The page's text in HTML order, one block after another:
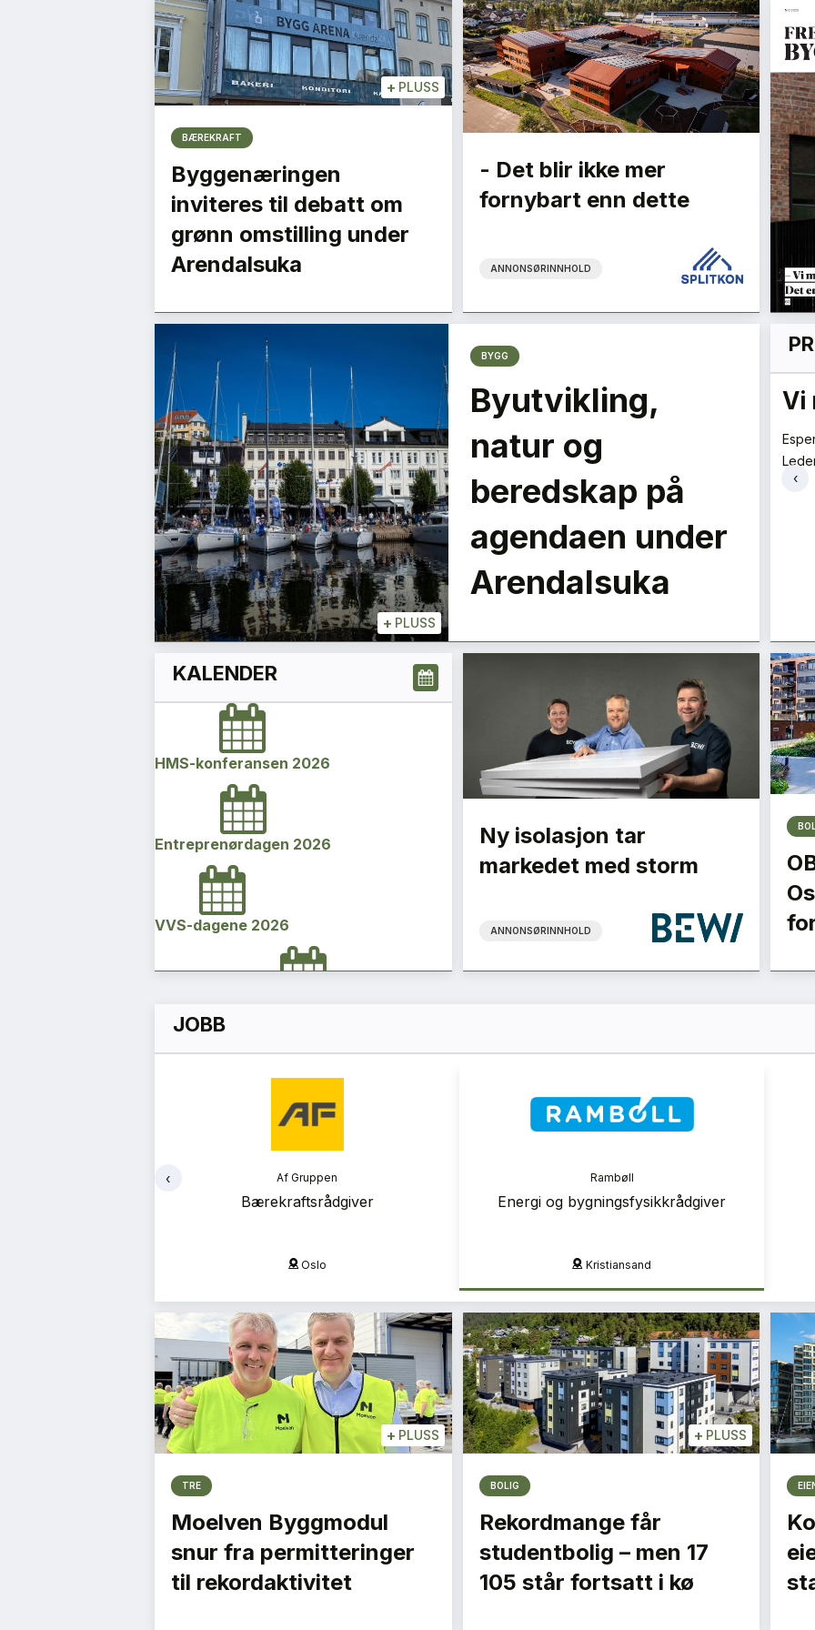
+ PLUSS
BÆREKRAFT
Byggenæringen
inviteres til debatt om
grønn omstilling under
Arendalsuka
- Det blir ikke mer
fornybart enn dette
ANNONSØRINNHOLD
+ PLUSS
BYGG
Byutvikling,
natur og
beredskap på
agendaen under
Arendalsuka
+PLUSS
– Vi må bygge ned
siloene
Aslaug Koksvik
Direktør
Flygelederen som ble
best på bakken
Direktør
Vi
‹
KALENDER
HMS-konferansen 2026
Entreprenørdagen 2026
VVS-dagene 2026
Vi Bygger Vestland 2026
Byggenæringens Klimakonferanse 2026
Ny isolasjon tar
markedet med storm
ANNONSØRINNHOLD
JOBB
Af Gruppen
Bærekraftsrådgiver
Oslo
Rambøll
Energi og bygningsfysikkrådgiver
Kristiansand
‹
+ PLUSS
TRE
Moelven Byggmodul
snur fra permitteringer
til rekordaktivitet
+ PLUSS
BOLIG
Rekordmange får
studentbolig – men 17
105 står fortsatt i kø